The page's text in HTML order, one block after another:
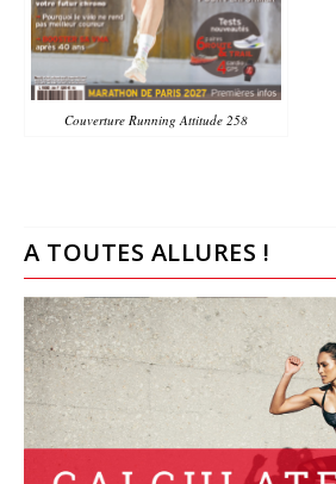
Couverture Running Attitude 258
A TOUTES ALLURES !